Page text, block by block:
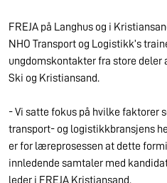
FREJA på Langhus og i
NHO Transport og Logistikk’s
ungdomskontakter fra store deler
Ski og Kristiansand.
- Vi satte fokus på hvilke faktorer
transport- og logistikkbransjens
er for læreprosessen at dette
innledende samtaler med
leder i FREJA Kristiansand.